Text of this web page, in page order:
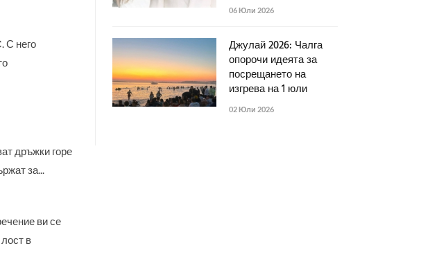
С него
дръжки горе
за...
ви се
в
06 Юли 2026
Джулай 2026: Чалга
опорочи идеята за
посрещането на
изгрева на 1 юли
02 Юли 2026